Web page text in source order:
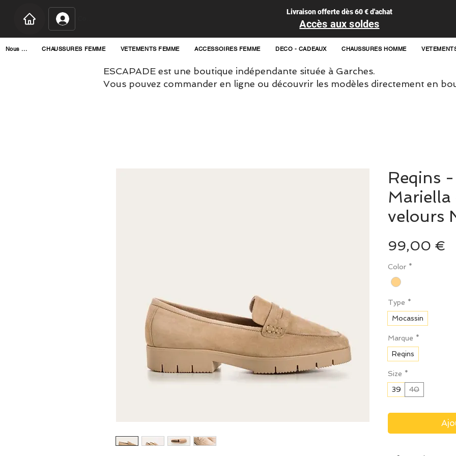
Livraison offerte dès 60 € d'achat
Accès aux soldes
Nous ... CHAUSSURES FEMME VETEMENTS FEMME ACCESSOIRES FEMME DECO - CADEAUX CHAUSSURES HOMME
ESCAPADE est une boutique indépendante située à Garches.
Vous pouvez commander en ligne ou découvrir les modèles directement en
Reqins
Mariella
velours
99,00 €
Color *
Type *
Mocassin
Marque *
Reqins
Size *
39
40